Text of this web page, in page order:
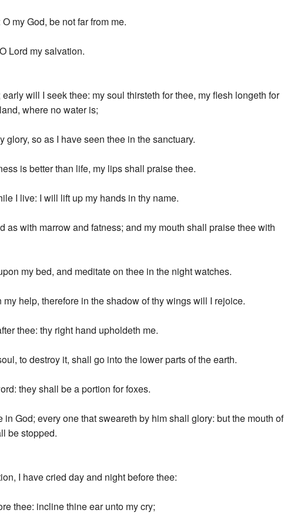
my God, be not far from me.
Lord my salvation.
will I seek thee: my soul thirsteth for thee, my flesh longeth for
where no water is;
glory, so as I have seen thee in the sanctuary.
is better than life, my lips shall praise thee.
I live: I will lift up my hands in thy name.
as with marrow and fatness; and my mouth shall praise thee with
my bed, and meditate on thee in the night watches.
help, therefore in the shadow of thy wings will I rejoice.
thee: thy right hand upholdeth me.
to destroy it, shall go into the lower parts of the earth.
they shall be a portion for foxes.
God; every one that sweareth by him shall glory: but the mouth of
be stopped.
I have cried day and night before thee:
thee: incline thine ear unto my cry;